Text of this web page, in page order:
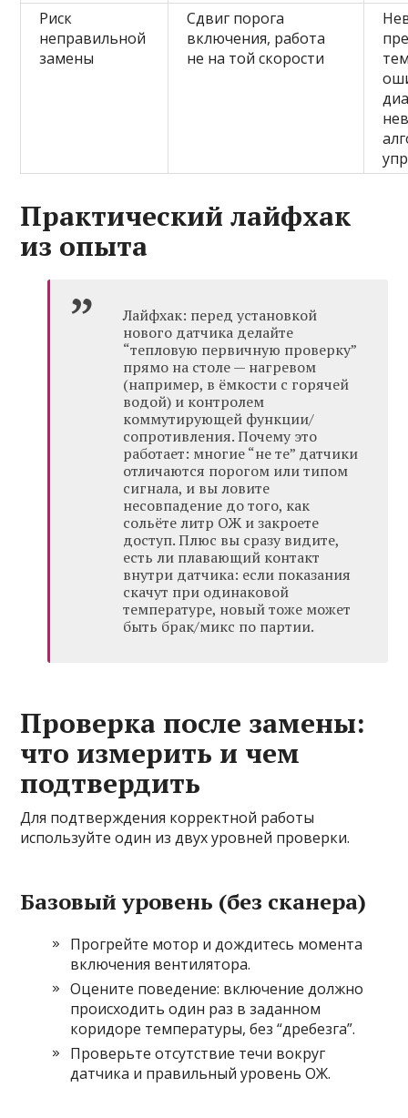
Риск
неправильной
замены
Сдвиг порога
включения, работа
не на той скорости
Практический лайфхак
из опыта
Лайфхак: перед установкой
нового датчика делайте
“тепловую первичную проверку”
прямо на столе — нагревом
(например, в ёмкости с горячей
водой) и контролем
коммутирующей функции/
сопротивления. Почему это
работает: многие “не те” датчики
отличаются порогом или типом
сигнала, и вы ловите
несовпадение до того, как
сольёте литр ОЖ и закроете
доступ. Плюс вы сразу видите,
есть ли плавающий контакт
внутри датчика: если показания
скачут при одинаковой
температуре, новый тоже может
быть брак/микс по партии.
Проверка после замены:
что измерить и чем
подтвердить
Для подтверждения корректной работы
используйте один из двух уровней проверки.
Базовый уровень (без сканера)
Прогрейте мотор и дождитесь момента
включения вентилятора.
Оцените поведение: включение должно
происходить один раз в заданном
коридоре температуры, без “дребезга”.
Проверьте отсутствие течи вокруг
датчика и правильный уровень ОЖ.